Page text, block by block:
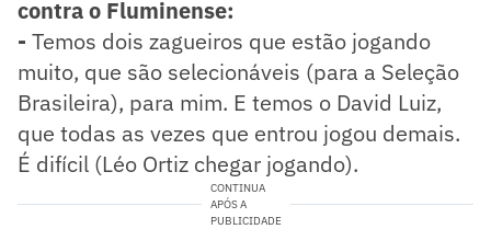
contra o Fluminense:
- Temos dois zagueiros que estão jogando
muito, que são selecionáveis (para a Seleção
Brasileira), para mim. E temos o David Luiz,
que todas as vezes que entrou jogou demais.
É difícil (Léo Ortiz chegar jogando).
CONTINUA
APÓS A
PUBLICIDADE